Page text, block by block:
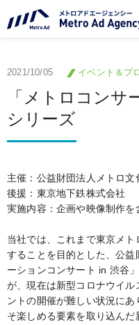
2021/10/05 イベント＆プ
「メトロコンサ
シリーズ
主催：公益財団法人メトロ文
後援：東京地下鉄株式会社
実施内容：企画や映像制作
当社では、これまで東京メ
することを目的とした、公
ーションコンサート in 渋谷
が、現在は新型コロナウイ
ントの開催が難しい状況に
そ楽しめる要素を取り込ん